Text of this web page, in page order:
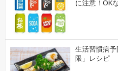
に注意！OK
生活習慣病
限」レシピ